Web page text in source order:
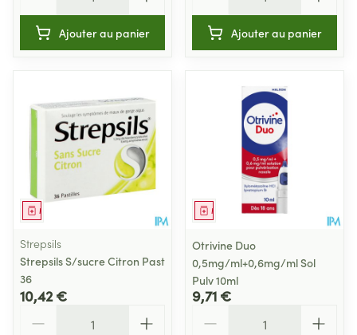
Ajouter au panier Ajouter au panier
Médicament
Strepsils
Strepsils S/sucre Citron Past
36
10,42 €
Médicament
Otrivine Duo
0,5mg/ml+0,6mg/ml Sol
Pulv 10ml
9,71 €